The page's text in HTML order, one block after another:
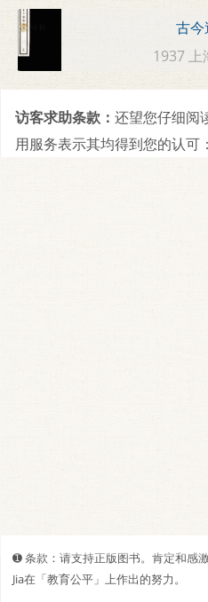
古
1937 上
访客求助条款： 还望您仔细阅
用服务表示其均得到您的认可：
➊️ 条款：请支持正版图书。肯定和感
Jia在「教育公平」上作出的努力。